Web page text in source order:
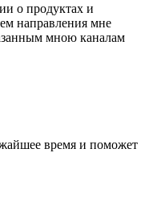
о продуктах и
направления мне
мною каналам
время и поможет